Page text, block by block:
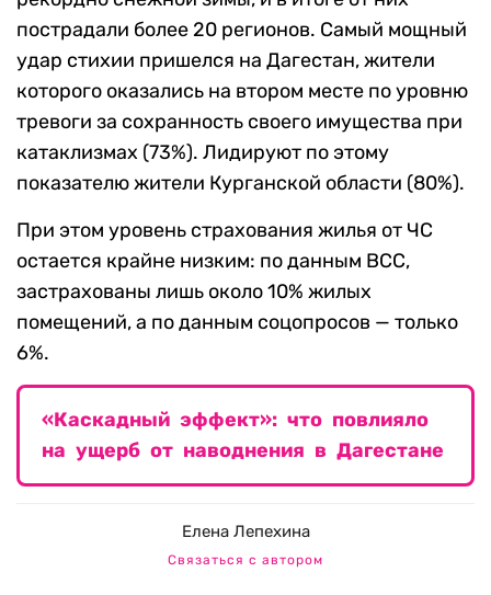
пострадали более 20 регионов. Самый мощный
удар стихии пришелся на Дагестан, жители
которого оказались на втором месте по уровню
тревоги за сохранность своего имущества при
катаклизмах (73%). Лидируют по этому
показателю жители Курганской области (80%).
При этом уровень страхования жилья от ЧС
остается крайне низким: по данным ВСС,
застрахованы лишь около 10% жилых
помещений, а по данным соцопросов — только
6%.
«Каскадный эффект»: что повлияло
на ущерб от наводнения в Дагестане
Елена Лепехина
Связаться с автором